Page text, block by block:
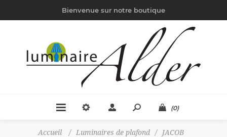
Bienvenue sur notre boutique
(0)
Accueil / Luminaires de plafond / JACOB